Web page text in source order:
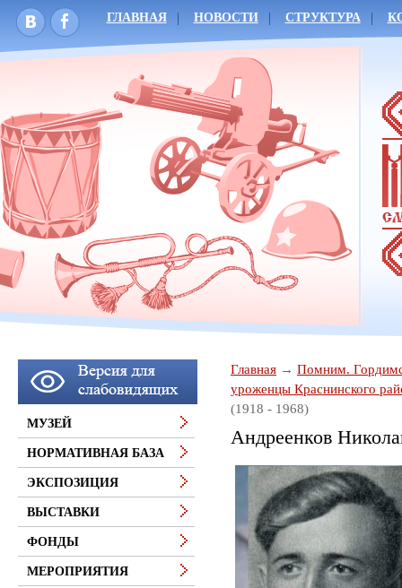
ГЛАВНАЯ НОВОСТИ СТРУКТУРА
Главная
Помним.
уроженцы Краснинского
(1918 - 1968)
Андреенков
МУЗЕЙ
НОРМАТИВНАЯ БАЗА
ЭКСПОЗИЦИЯ
ВЫСТАВКИ
ФОНДЫ
МЕРОПРИЯТИЯ